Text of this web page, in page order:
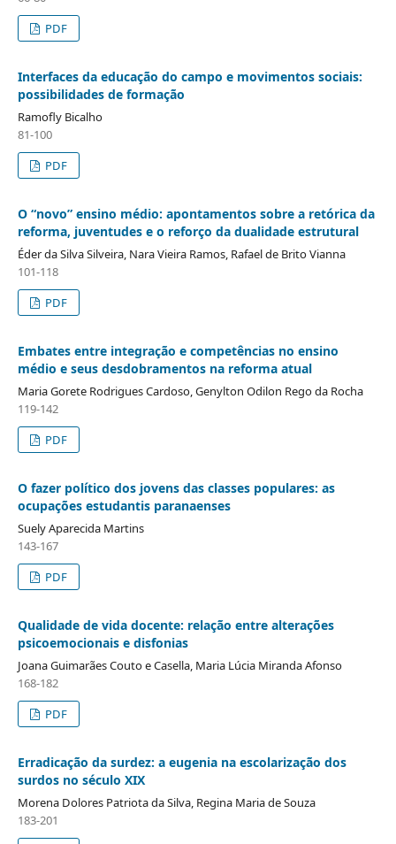
PDF
Interfaces da educação do campo e movimentos sociais:
possibilidades de formação
Ramofly Bicalho
81-100
PDF
O “novo” ensino médio: apontamentos sobre a retórica da
reforma, juventudes e o reforço da dualidade estrutural
Éder da Silva Silveira, Nara Vieira Ramos, Rafael de Brito Vianna
101-118
PDF
Embates entre integração e competências no ensino
médio e seus desdobramentos na reforma atual
Maria Gorete Rodrigues Cardoso, Genylton Odilon Rego da Rocha
119-142
PDF
O fazer político dos jovens das classes populares: as
ocupações estudantis paranaenses
Suely Aparecida Martins
143-167
PDF
Qualidade de vida docente: relação entre alterações
psicoemocionais e disfonias
Joana Guimarães Couto e Casella, Maria Lúcia Miranda Afonso
168-182
PDF
Erradicação da surdez: a eugenia na escolarização dos
surdos no século XIX
Morena Dolores Patriota da Silva, Regina Maria de Souza
183-201